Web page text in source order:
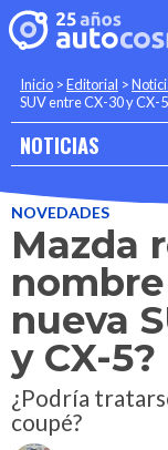
Inicio >Editorial >
SUV entre CX-30 y CX-
NOTICIAS
NOVEDADES
Mazda
nueva
y CX-5?
¿Podría
coupé?